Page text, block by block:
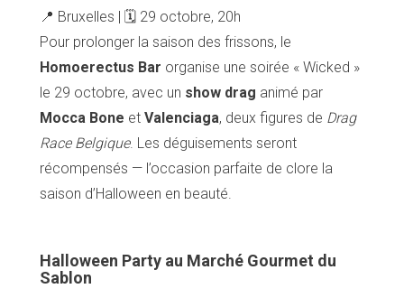
📍 Bruxelles | 🗓️ 29 octobre, 20h
Pour prolonger la saison des frissons, le
Homoerectus Bar organise une soirée « Wicked »
le 29 octobre, avec un show drag animé par
Mocca Bone etValenciaga, deux figures de Drag
Race Belgique. Les déguisements seront
récompensés — l’occasion parfaite de clore la
saison d’Halloween en beauté.
Halloween Party au Marché Gourmet du
Sablon